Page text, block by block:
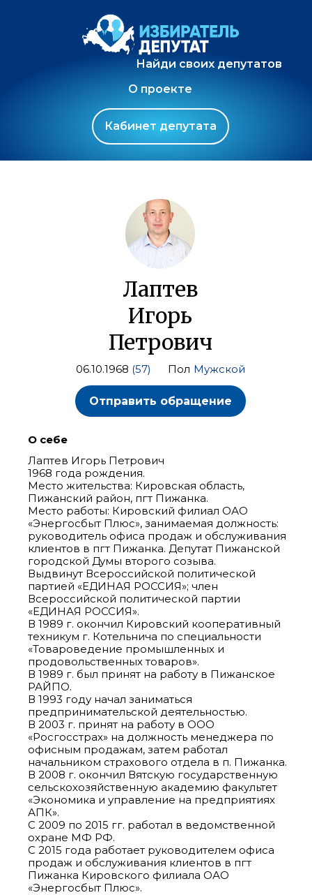
Найди своих депутатов
О проекте
Кабинет депутата
Лаптев
Игорь
Петрович
06.10.1968 (57) Пол Мужской
Отправить обращение
О себе
Лаптев Игорь Петрович
1968 года рождения.
Место жительства: Кировская область,
Пижанский район, пгт Пижанка.
Место работы: Кировский филиал ОАО
«Энергосбыт Плюс», занимаемая должность:
руководитель офиса продаж и обслуживания
клиентов в пгт Пижанка. Депутат Пижанской
городской Думы второго созыва.
Выдвинут Всероссийской политической
партией «ЕДИНАЯ РОССИЯ»; член
Всероссийской политической партии
«ЕДИНАЯ РОССИЯ».
В 1989 г. окончил Кировский кооперативный
техникум г. Котельнича по специальности
«Товароведение промышленных и
продовольственных товаров».
В 1989 г. был принят на работу в Пижанское
РАЙПО.
В 1993 году начал заниматься
предпринимательской деятельностью.
В 2003 г. принят на работу в ООО
«Росгосстрах» на должность менеджера по
офисным продажам, затем работал
начальником страхового отдела в п. Пижанка.
В 2008 г. окончил Вятскую государственную
сельскохозяйственную академию факультет
«Экономика и управление на предприятиях
АПК».
С 2009 по 2015 гг. работал в ведомственной
охране МФ РФ.
С 2015 года работает руководителем офиса
продаж и обслуживания клиентов в пгт
Пижанка Кировского филиала ОАО
«Энергосбыт Плюс».